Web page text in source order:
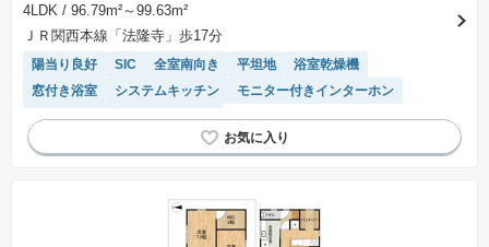
4LDK / 96.79m²～99.63m²
ＪＲ関西本線「法隆寺」歩17分
陽当り良好 SIC 全室南向き 平坦地
浴室乾燥機
窓付き浴室
システムキッチン
モニター付きインターホン
温水洗浄便座
トイレ2個以上